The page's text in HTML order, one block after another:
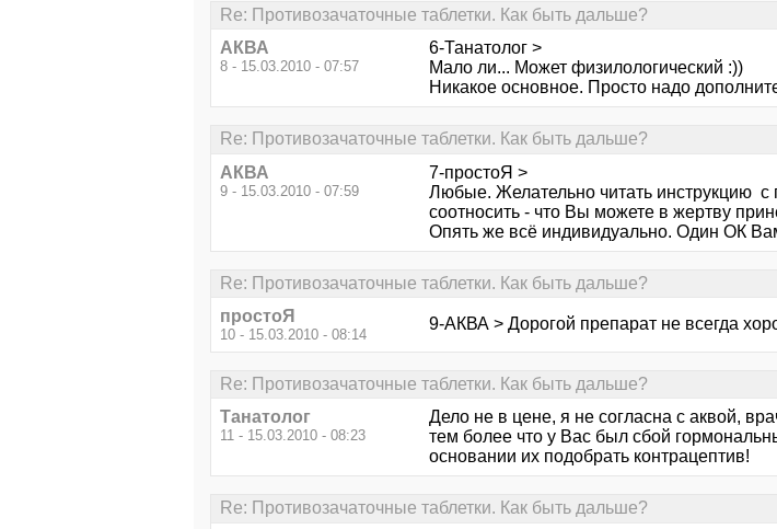
Re: Противозачаточные таблетки. Как быть дальше?
АКВА
8 - 15.03.2010 - 07:57
6-Танатолог >
Мало ли... Может физилологический :))
Никакое основное. Просто надо
Re: Противозачаточные таблетки. Как быть дальше?
АКВА
9 - 15.03.2010 - 07:59
7-простоЯ >
Любые. Желательно читать инструкцию
соотносить - что Вы можете в жертву
Опять же всё индивидуально. Один ОК
Re: Противозачаточные таблетки. Как быть дальше?
простоЯ
10 - 15.03.2010 - 08:14
9-АКВА > Дорогой препарат не всегда
Re: Противозачаточные таблетки. Как быть дальше?
Танатолог
11 - 15.03.2010 - 08:23
Дело не в цене, я не согласна с аквой,
тем более что у Вас был сбой
основании их подобрать контрацептив!
Re: Противозачаточные таблетки. Как быть дальше?